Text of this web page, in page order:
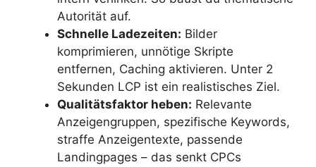
Autorität auf.
Schnelle Ladezeiten: Bilder
komprimieren, unnötige Skripte
entfernen, Caching aktivieren. Unter 2
Sekunden LCP ist ein realistisches Ziel.
Qualitätsfaktor heben: Relevante
Anzeigengruppen, spezifische Keywords,
straffe Anzeigentexte, passende
Landingpages – das senkt CPCs